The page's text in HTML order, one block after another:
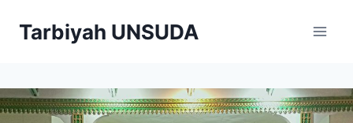
Tarbiyah UNSUDA